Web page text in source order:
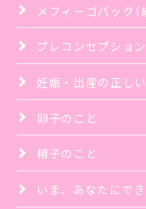
メフィーゴパック（
プレコンセプショ
妊娠・出産の正し
卵子のこと
精子のこと
いま、あなたにで